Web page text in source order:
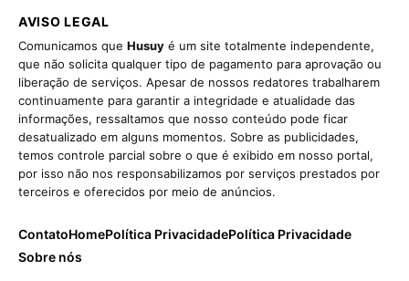
AVISO LEGAL
Comunicamos que Husuy é um site totalmente independente,
que não solicita qualquer tipo de pagamento para aprovação ou
liberação de serviços. Apesar de nossos redatores trabalharem
continuamente para garantir a integridade e atualidade das
informações, ressaltamos que nosso conteúdo pode ficar
desatualizado em alguns momentos. Sobre as publicidades,
temos controle parcial sobre o que é exibido em nosso portal,
por isso não nos responsabilizamos por serviços prestados por
terceiros e oferecidos por meio de anúncios.
ContatoHomePolítica PrivacidadePolítica Privacidade
Sobre nós